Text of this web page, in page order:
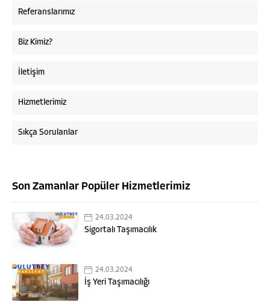
Referanslarımız
Biz Kimiz?
İletişim
Hizmetlerimiz
Sıkça Sorulanlar
Son Zamanlar Popüler Hizmetlerimiz
24.03.2024
Sigortalı Taşımacılık
24.03.2024
İş Yeri Taşımacılığı
Bulutbey Nakliyat